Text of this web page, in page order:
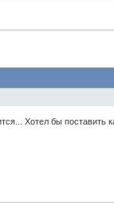
Хотел бы